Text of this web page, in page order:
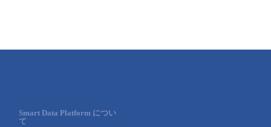
Smart Data Platform につい
て